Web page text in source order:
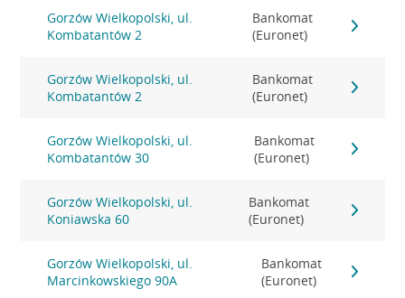
Gorzów Wielkopolski, ul.
Kombatantów 2
Bankomat
(Euronet)
Gorzów Wielkopolski, ul.
Kombatantów 2
Bankomat
(Euronet)
Gorzów Wielkopolski, ul.
Kombatantów 30
Bankomat
(Euronet)
Gorzów Wielkopolski, ul.
Koniawska 60
Bankomat
(Euronet)
Gorzów Wielkopolski, ul.
Marcinkowskiego 90A
Bankomat
(Euronet)